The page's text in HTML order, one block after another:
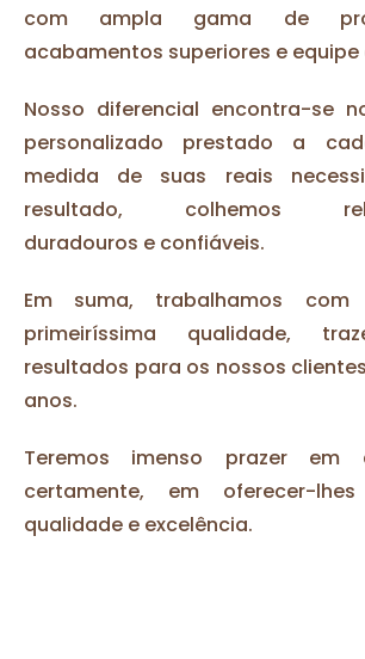
com ampla gama de
acabamentos superiores e
Nosso diferencial encontra-se
personalizado prestado a
medida de suas reais
resultado, colhemos
duradouros e confiáveis.
Em suma, trabalhamos
primeiríssima qualidade,
resultados para os nossos
anos.
Teremos imenso prazer em
certamente, em oferecer-
qualidade e excelência.